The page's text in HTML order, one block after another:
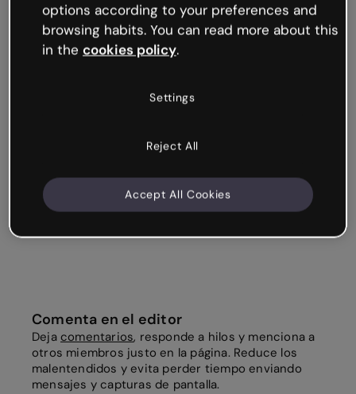
Comenta en el editor
Deja comentarios, responde a hilos y menciona a
otros miembros justo en la página. Reduce los
malentendidos y evita perder tiempo enviando
mensajes y capturas de pantalla.
options according to your preferences and
browsing habits. You can read more about this
in the cookies policy.
Settings
Reject All
Accept All Cookies